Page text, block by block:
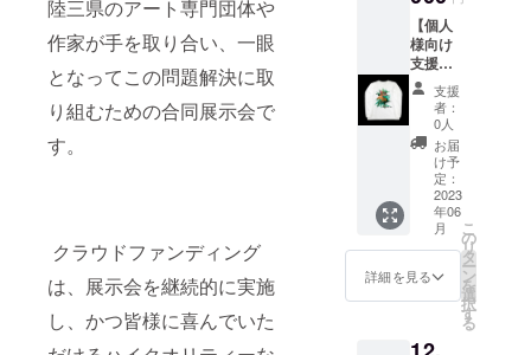
陸三県のアート専門団体や
作家が手を取り合い、一眼
となってこの問題解決に取
り組むための合同展示会で
す。
クラウドファンディング
は、展示会を継続的に実施
し、かつ皆様に喜んでいた
★必ず
注意事
項をご
確認の
上ご支
援くだ
さい。
※ご支援
確定後
の返
金・
キャン
セル・
交換
す。 下
記の特
典も付
属いた
しま
す。 ●
支援感
謝状
（PDF
送付）
●展示会
冊子
「GMO
DE
vol.HA
ペー
【個人
様向け
支援
コース
E】オリ
ジナル
ロングT
シャツ
この展
覧会に
向けて
制作し
たオリ
ジナル
のロン
グTシャ
す。 色
支援
者：
0人
お届
け予
定：
2023
年06
月
詳細を見る
こ
の
リ
タ
ー
ン
を
選
択
す
る